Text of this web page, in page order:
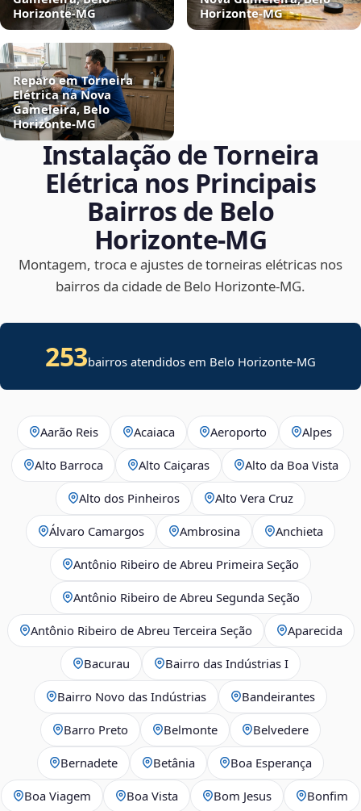
Horizonte‑MG
Horizonte‑MG
Reparo em Torneira
Elétrica na Nova
Gameleira, Belo
Horizonte‑MG
Instalação de Torneira
Elétrica nos Principais
Bairros de Belo
Horizonte‑MG
Montagem, troca e ajustes de torneiras elétricas nos
bairros da cidade de Belo Horizonte‑MG.
253bairros atendidos em Belo Horizonte-MG
Aarão Reis Acaiaca Aeroporto Alpes
Alto Barroca Alto Caiçaras Alto da Boa Vista
Alto dos Pinheiros Alto Vera Cruz
Álvaro Camargos Ambrosina Anchieta
Antônio Ribeiro de Abreu Primeira Seção
Antônio Ribeiro de Abreu Segunda Seção
Antônio Ribeiro de Abreu Terceira Seção Aparecida
Bacurau Bairro das Indústrias I
Bairro Novo das Indústrias Bandeirantes
Barro Preto Belmonte Belvedere
Bernadete Betânia Boa Esperança
Boa Viagem Boa Vista Bom Jesus Bonfim